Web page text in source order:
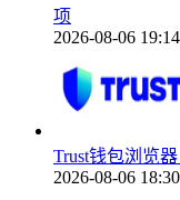
项
2026-08-06
Trust钱包浏览
2026-08-06